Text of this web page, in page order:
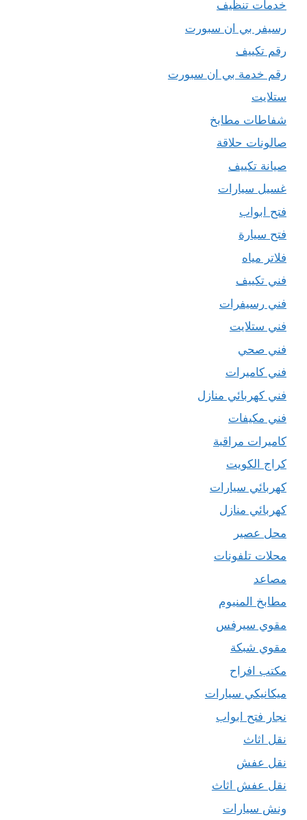
خدمات تنظيف
رسيفر بي ان سبورت
رقم تكييف
رقم خدمة بي ان سبورت
ستلايت
شفاطات مطابخ
صالونات حلاقة
صيانة تكييف
غسيل سيارات
فتح ابواب
فتح سيارة
فلاتر مياه
فني تكييف
فني رسيفرات
فني ستلايت
فني صحي
فني كاميرات
فني كهربائي منازل
فني مكيفات
كاميرات مراقبة
كراج الكويت
كهربائي سيارات
كهربائي منازل
محل عصير
محلات تلفونات
مصاعد
مطابخ المنيوم
مقوي سيرفس
مقوي شبكة
مكتب افراح
ميكانيكي سيارات
نجار فتح ابواب
نقل اثاث
نقل عفش
نقل عفش اثاث
ونش سيارات